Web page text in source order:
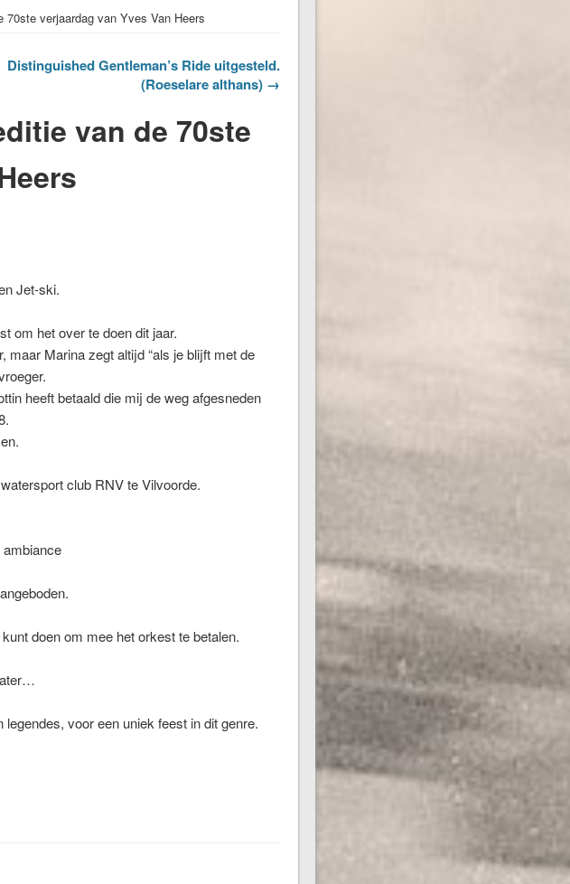
70ste verjaardag van Yves Van Heers
Distinguished Gentleman’s Ride uitgesteld.
(Roeselare althans) →
van de 70ste
en Jet-ski.
om het over te doen dit jaar.
maar Marina zegt altijd “als je blijft met de
heeft betaald die mij de weg afgesneden
club RNV te Vilvoorde.
doen om mee het orkest te betalen.
voor een uniek feest in dit genre.